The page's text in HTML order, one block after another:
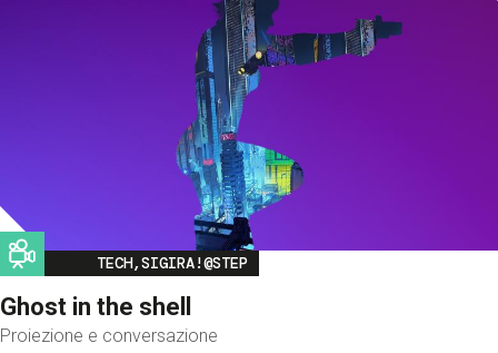
Image
TECH,SIGIRA!@STEP
Ghost in the shell
Proiezione e conversazione